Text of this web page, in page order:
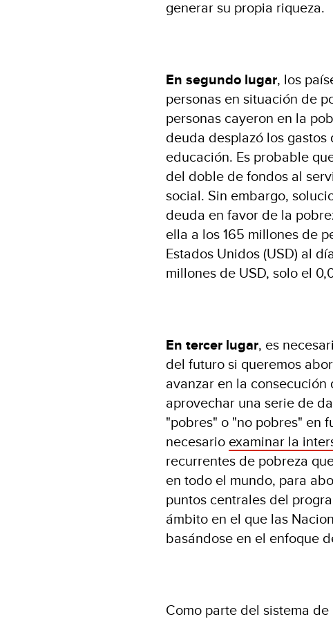
generar su propia riqueza.
En segundo lugar, los
personas en situación de
personas cayeron en la
deuda desplazó los
educación. Es probable
del doble de fondos al
social. Sin embargo,
deuda en favor de la
ella a los 165 millones de
Estados Unidos (USD) al
millones de USD, solo el
En tercer lugar, es
del futuro si queremos
avanzar en la consecución
aprovechar una serie de
"pobres" o "no pobres" en
necesario examinar la
recurrentes de pobreza
en todo el mundo, para
puntos centrales del
ámbito en el que las
basándose en el enfoque
Como parte del sistema